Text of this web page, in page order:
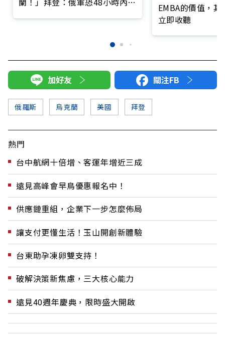
EMBA的價值，
立即收聽
加好友 關注FB
俄羅斯 烏克蘭 美國 拜登
熱門
台中航網十倍增、客運年增近三成
遠見高峰會早鳥優惠報名中！
供應鏈重組，企業下一步怎麼佈局
讓支付更懂生活！玉山開創新體驗
台東助孕凍卵雙支持！
破解決策新焦慮，三大核心能力
遠見40週年慶典，限時盛大開啟